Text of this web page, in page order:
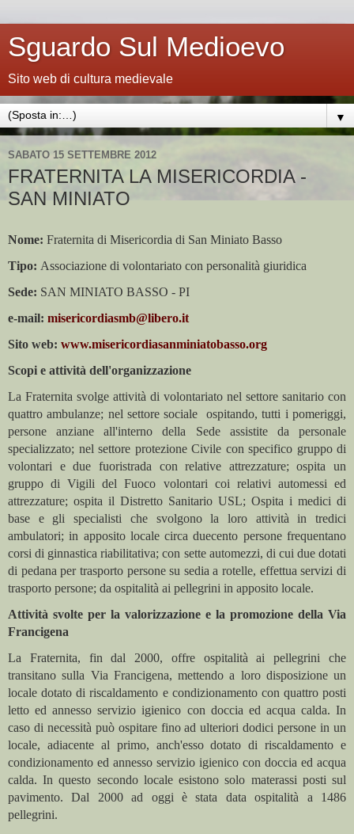
Sguardo Sul Medioevo
Sito web di cultura medievale
▼
SABATO 15 SETTEMBRE 2012
FRATERNITA LA MISERICORDIA -
SAN MINIATO
Nome: Fraternita di Misericordia di San Miniato Basso
Tipo: Associazione di volontariato con personalità giuridica
Sede: SAN MINIATO BASSO - PI
e-mail: misericordiasmb@libero.it
Sito web: www.misericordiasanminiatobasso.org
Scopi e attività dell'organizzazione
La Fraternita svolge attività di volontariato nel settore sanitario con
quattro ambulanze; nel settore sociale ospitando, tutti i pomeriggi,
persone anziane all'interno della Sede assistite da personale
specializzato; nel settore protezione Civile con specifico gruppo di
volontari e due fuoristrada con relative attrezzature; ospita un
gruppo di Vigili del Fuoco volontari coi relativi automessi ed
attrezzature; ospita il Distretto Sanitario USL; Ospita i medici di
base e gli specialisti che svolgono la loro attività in tredici
ambulatori; in apposito locale circa duecento persone frequentano
corsi di ginnastica riabilitativa; con sette automezzi, di cui due dotati
di pedana per trasporto persone su sedia a rotelle, effettua servizi di
trasporto persone; da ospitalità ai pellegrini in apposito locale.
Attività svolte per la valorizzazione e la promozione della Via
Francigena
La Fraternita, fin dal 2000, offre ospitalità ai pellegrini che
transitano sulla Via Francigena, mettendo a loro disposizione un
locale dotato di riscaldamento e condizionamento con quattro posti
letto ed annesso servizio igienico con doccia ed acqua calda. In
caso di necessità può ospitare fino ad ulteriori dodici persone in un
locale, adiacente al primo, anch'esso dotato di riscaldamento e
condizionamento ed annesso servizio igienico con doccia ed acqua
calda. In questo secondo locale esistono solo materassi posti sul
pavimento. Dal 2000 ad oggi è stata data ospitalità a 1486
pellegrini.